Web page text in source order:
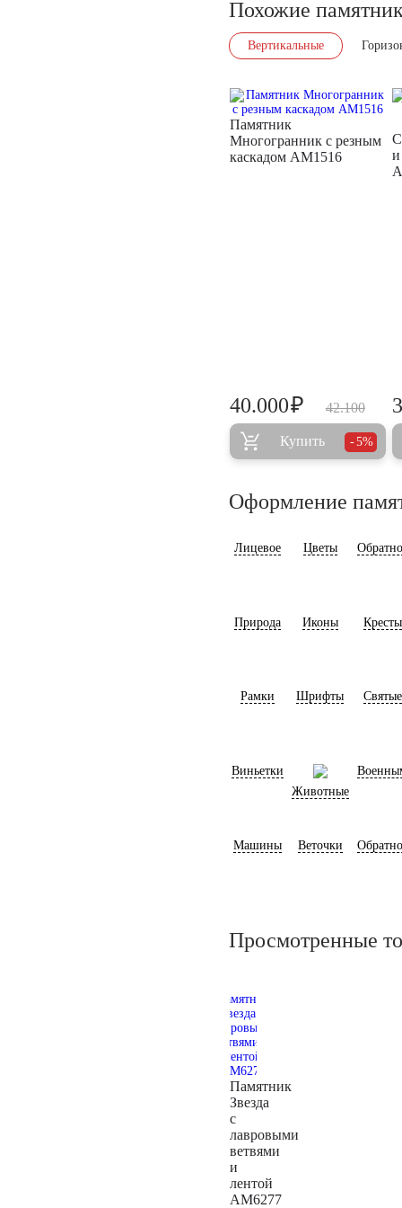
Похожие
Вертикальные
Памятник
Многогранник с резным
каскадом AM1516
42.100
40.000₽
Купить 5%
Оформление
Лицевое Цветы
Природа Иконы Кресты
Рамки Шрифты Святые
Виньетки
Животные
Машины Веточки
Просмотренные
Памятник
Звезда
с
лавровыми
ветвями
и
лентой
AM6277